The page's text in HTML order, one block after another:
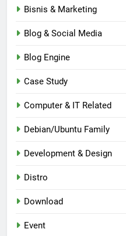
Bisnis & Marketing
Blog & Social Media
Blog Engine
Case Study
Computer & IT Related
Debian/Ubuntu Family
Development & Design
Distro
Download
Event